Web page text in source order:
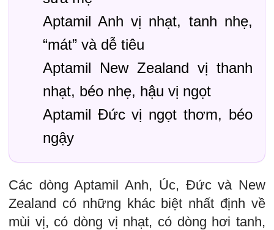
Aptamil Anh vị nhạt, tanh nhẹ,
“mát” và dễ tiêu
Aptamil New Zealand vị thanh
nhạt, béo nhẹ, hậu vị ngọt
Aptamil Đức vị ngọt thơm, béo
ngậy
Các dòng Aptamil Anh, Úc, Đức và New
Zealand có những khác biệt nhất định về
mùi vị, có dòng vị nhạt, có dòng hơi tanh,